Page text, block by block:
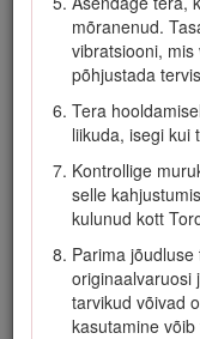
mõranenud.
vibratsiooni,
põhjustada
Tera
liikuda, isegi kui
Kontrollige
selle
kulunud kott
Parima
originaalvaruosi
tarvikud võivad
kasutamine
Enne masina
hoiustamist
käivituslüliti,
kogu liikumise
Eemaldage
alati, kui jätate
vahetamist.
Ärge sundige
ohutumalt
Olge valvas:
mõistust
haigena,